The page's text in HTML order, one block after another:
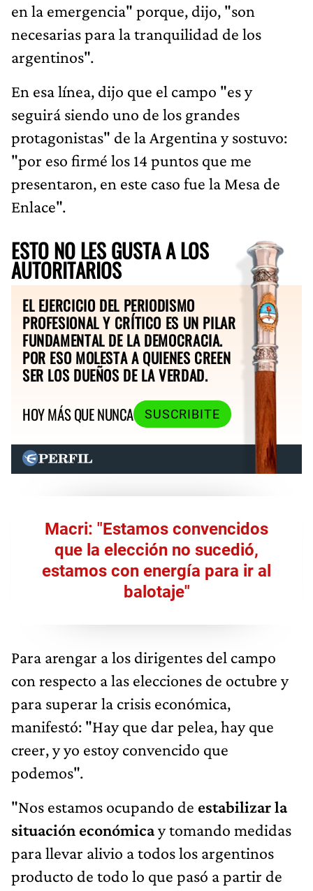
en la emergencia" porque, dijo, "son
necesarias para la tranquilidad de los
argentinos".
En esa línea, dijo que el campo "es y
seguirá siendo uno de los grandes
protagonistas" de la Argentina y sostuvo:
"por eso firmé los 14 puntos que me
presentaron, en este caso fue la Mesa de
Enlace".
ESTO NO LES GUSTA A LOS
AUTORITARIOS
EL EJERCICIO DEL PERIODISMO
PROFESIONAL Y CRÍTICO ES UN PILAR
FUNDAMENTAL DE LA DEMOCRACIA.
POR ESO MOLESTA A QUIENES CREEN
SER LOS DUEÑOS DE LA VERDAD.
HOY MÁS QUE NUNCA
SUSCRIBITE
Macri: "Estamos convencidos
que la elección no sucedió,
estamos con energía para ir al
balotaje"
Para arengar a los dirigentes del campo
con respecto a las elecciones de octubre y
para superar la crisis económica,
manifestó: "Hay que dar pelea, hay que
creer, y yo estoy convencido que
podemos".
"Nos estamos ocupando de estabilizar la
situación económicay tomando medidas
para llevar alivio a todos los argentinos
producto de todo lo que pasó a partir de